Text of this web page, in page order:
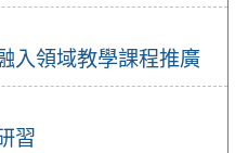
入領域教學課程推廣
習